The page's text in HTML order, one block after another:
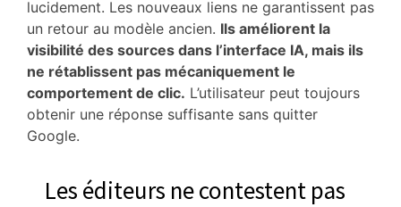
lucidement. Les nouveaux liens ne garantissent pas
un retour au modèle ancien. Ils améliorent la
visibilité des sources dans l’interface IA, mais ils
ne rétablissent pas mécaniquement le
comportement de clic. L’utilisateur peut toujours
obtenir une réponse suffisante sans quitter
Google.
Les éditeurs ne contestent pas